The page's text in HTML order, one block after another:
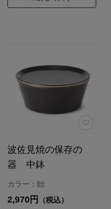
波佐見焼の保存の
器 中鉢
カラー：飴
2,970円 （税込）